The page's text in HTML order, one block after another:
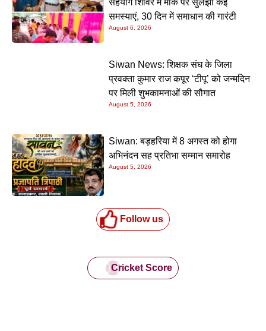
सहयोग शिविर में मौके पर सुलझीं कई
समस्याएं, 30 दिन में समाधान की गारंटी
August 6, 2026
Siwan News: शिक्षक संघ के जिला
प्रवक्ता कुमार राज कपूर ‘टीपू’ को जन्मदिन
पर मिली शुभकामनाओं की सौगात
August 5, 2026
Siwan: बड़हरिया में 8 अगस्त को होगा
अभिनंदन सह प्रतिभा सम्मान समारोह
August 5, 2026
Follow us
Cricket Score